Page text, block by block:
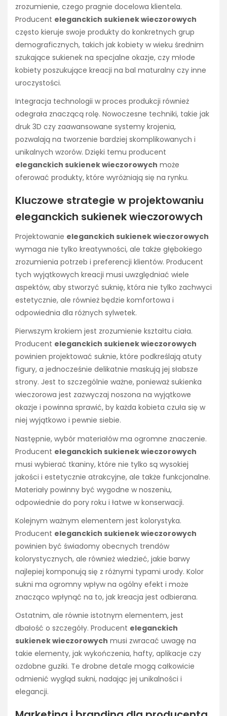
zrozumienie, czego pragnie docelowa klientela.
Producent eleganckich sukienek wieczorowych
często kieruje swoje produkty do konkretnych grup
demograficznych, takich jak kobiety w wieku średnim
szukające sukienek na specjalne okazje, czy młode
kobiety poszukujące kreacji na bal maturalny czy inne
uroczystości.
Integracja technologii w proces produkcji również
odegrała znaczącą rolę. Nowoczesne techniki, takie jak
druk 3D czy zaawansowane systemy krojenia,
pozwalają na tworzenie bardziej skomplikowanych i
unikalnych wzorów. Dzięki temu producent
eleganckich sukienek wieczorowych może
oferować produkty, które wyróżniają się na rynku.
Kluczowe strategie w projektowaniu
eleganckich sukienek wieczorowych
Projektowanie eleganckich sukienek wieczorowych
wymaga nie tylko kreatywności, ale także głębokiego
zrozumienia potrzeb i preferencji klientów. Producent
tych wyjątkowych kreacji musi uwzględniać wiele
aspektów, aby stworzyć suknię, która nie tylko zachwyci
estetycznie, ale również będzie komfortowa i
odpowiednia dla różnych sylwetek.
Pierwszym krokiem jest zrozumienie kształtu ciała.
Producent eleganckich sukienek wieczorowych
powinien projektować suknie, które podkreślają atuty
figury, a jednocześnie delikatnie maskują jej słabsze
strony. Jest to szczególnie ważne, ponieważ sukienka
wieczorowa jest zazwyczaj noszona na wyjątkowe
okazje i powinna sprawić, by każda kobieta czuła się w
niej wyjątkowo i pewnie siebie.
Następnie, wybór materiałów ma ogromne znaczenie.
Producent eleganckich sukienek wieczorowych
musi wybierać tkaniny, które nie tylko są wysokiej
jakości i estetycznie atrakcyjne, ale także funkcjonalne.
Materiały powinny być wygodne w noszeniu,
odpowiednie do pory roku i łatwe w konserwacji.
Kolejnym ważnym elementem jest kolorystyka.
Producent eleganckich sukienek wieczorowych
powinien być świadomy obecnych trendów
kolorystycznych, ale również wiedzieć, jakie barwy
najlepiej komponują się z różnymi typami urody. Kolor
sukni ma ogromny wpływ na ogólny efekt i może
znacząco wpłynąć na to, jak kreacja jest odbierana.
Ostatnim, ale równie istotnym elementem, jest
dbałość o szczegóły. Producent eleganckich
sukienek wieczorowych musi zwracać uwagę na
takie elementy, jak wykończenia, hafty, aplikacje czy
ozdobne guziki. Te drobne detale mogą całkowicie
odmienić wygląd sukni, nadając jej unikalności i
elegancji.